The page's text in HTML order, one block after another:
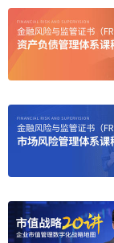
公開信息，但並不
場，而筆者在對
出我國股市尚未
一、資本市場監
市場管理
存在著不少問題。
地方監管部門之
監會和人行之間